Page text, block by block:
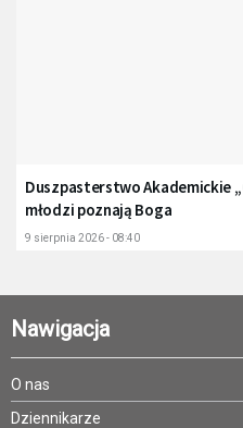
Duszpasterstwo Akademickie
młodzi poznają Boga
9 sierpnia 2026 - 08:40
Nawigacja
O nas
Dziennikarze